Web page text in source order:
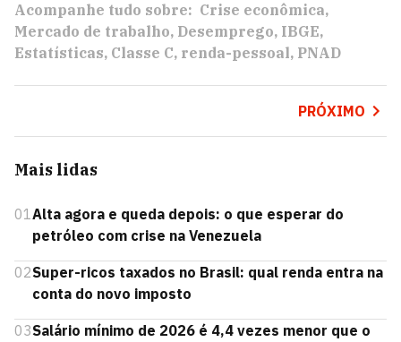
Acompanhe tudo sobre: Crise econômica
Mercado de trabalho Desemprego IBGE
Estatísticas Classe C renda-pessoal PNAD
PRÓXIMO
Mais lidas
01Alta agora e queda depois: o que esperar do
petróleo com crise na Venezuela
02Super-ricos taxados no Brasil: qual renda entra na
conta do novo imposto
03Salário mínimo de 2026 é 4,4 vezes menor que o